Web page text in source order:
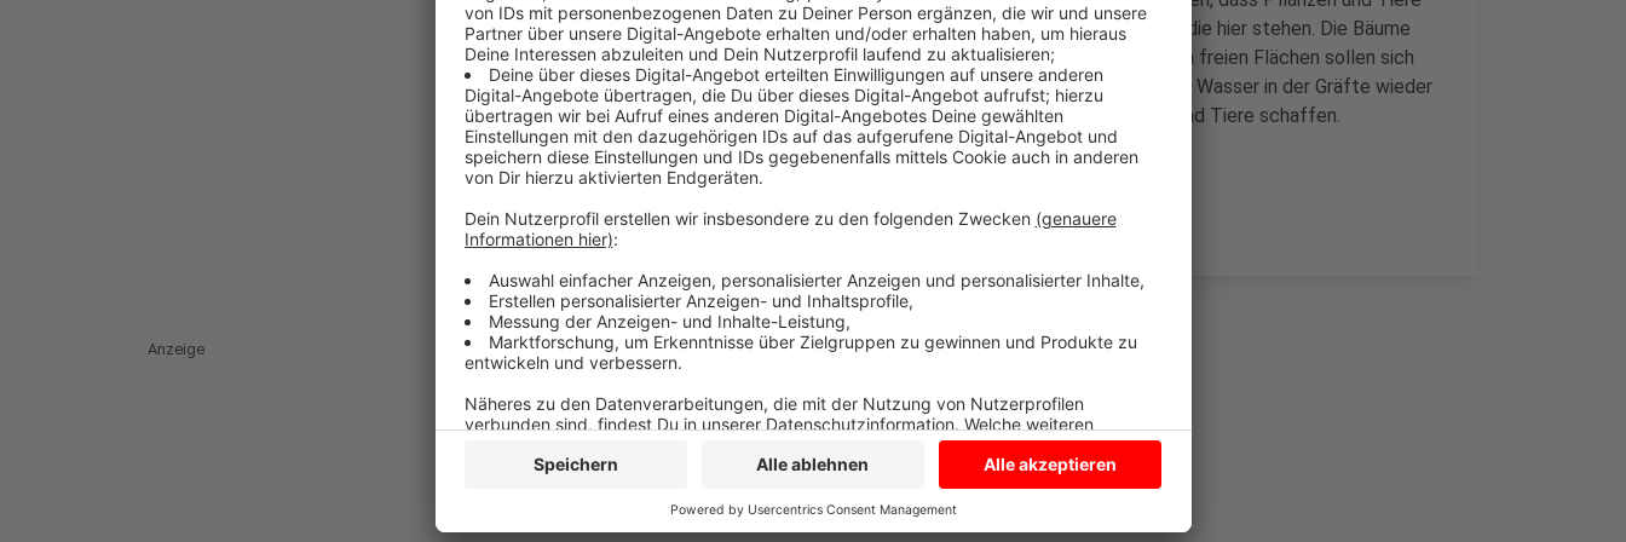
abgestorben sind. Schuld ist viel Laub von den Weiden gewesen, die hier stehen. Die Bäume
bekommen jetzt einen gründlichen Schnitt. Auf den entstandenen freien Flächen sollen sich
Feuchtwiesen- und Uferstauden ausbreiten. Dadurch soll sich das Wasser in der Gräfte wieder
in einen Biotop verwandeln und neuen Lebensraum für Pflanzen und Tiere schaffen.
Anzeige
Anzeige